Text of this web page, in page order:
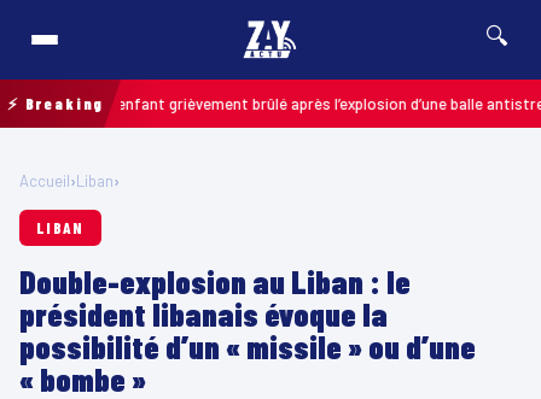
🔍
⚡ Breaking
: un enfant grièvement brûlé après l’explosion d’une balle antistress
Accueil›Liban›
LIBAN
Double-explosion au Liban : le
président libanais évoque la
possibilité d’un « missile » ou d’une
« bombe »